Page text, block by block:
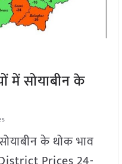
में सोयाबीन के
के थोक भाव